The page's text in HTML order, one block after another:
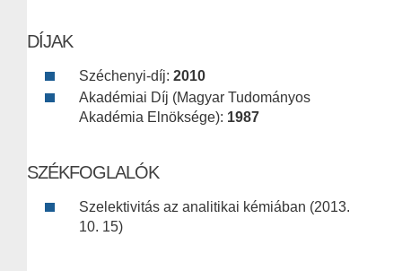
DÍJAK
Széchenyi-díj: 2010
Akadémiai Díj (Magyar Tudományos
Akadémia Elnöksége): 1987
SZÉKFOGLALÓK
Szelektivitás az analitikai kémiában (2013.
10. 15)